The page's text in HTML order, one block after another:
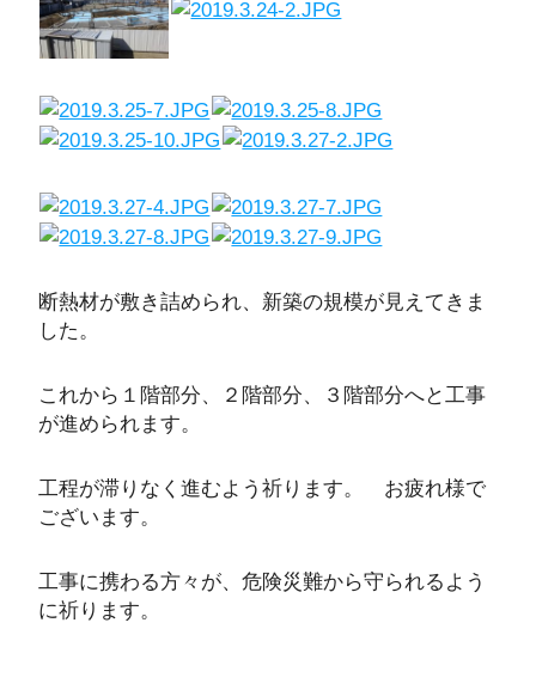
断熱材が敷き詰められ、新築の規模が見えてきま
した。
これから１階部分、２階部分、３階部分へと工事
が進められます。
工程が滞りなく進むよう祈ります。 お疲れ様で
ございます。
工事に携わる方々が、危険災難から守られるよう
に祈ります。